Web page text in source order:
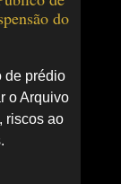
do
de prédio
o Arquivo
riscos ao